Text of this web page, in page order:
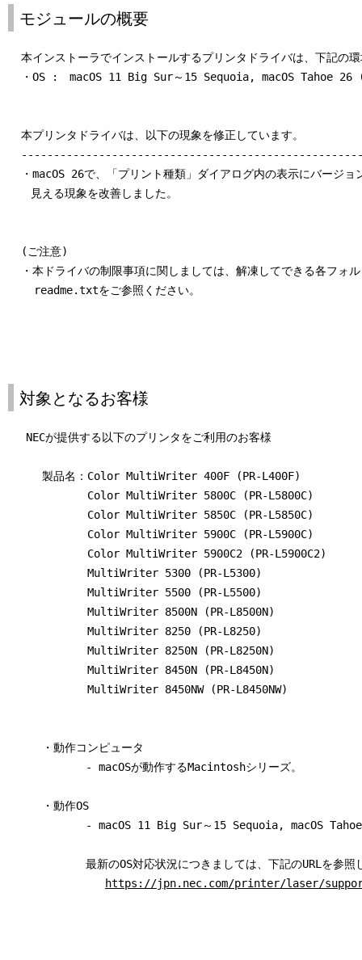
す
モジュールの概要
本インストーラでインストールするプリンタドライバは、下記の
・OS :　macOS 11 Big Sur～15 Sequoia, macOS Tahoe 26
  本プリンタドライバは、以下の現象を修正しています。
・macOS 26で、「プリント種類」ダイアログ内の表示にバージョ
見える現象を改善しました。
  (ご注意)
・本ドライバの制限事項に関しましては、解凍してできる各フォ
    readme.txtをご参照ください。
対象となるお客様
NECが提供する以下のプリンタをご利用のお客様
製品名：Color MultiWriter 400F (PR-L400F)
Color MultiWriter 5800C (PR-L5800C)
Color MultiWriter 5850C (PR-L5850C)
Color MultiWriter 5900C (PR-L5900C)
Color MultiWriter 5900C2 (PR-L5900C2)
MultiWriter 5300 (PR-L5300)
MultiWriter 5500 (PR-L5500)
MultiWriter 8500N (PR-L8500N)
MultiWriter 8250 (PR-L8250)
MultiWriter 8250N (PR-L8250N)
MultiWriter 8450N (PR-L8450N)
MultiWriter 8450NW (PR-L8450NW)
・動作コンピュータ
            - macOSが動作するMacintoshシリーズ。
・動作OS
- macOS 11 Big Sur～15 Sequoia, macOS Tahoe
最新のOS対応状況につきましては、下記のURLを参照
https://jpn.nec.com/printer/laser/